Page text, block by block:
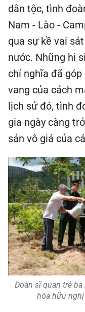
dân tộc, tình
Nam - Lào -
qua sự kề vai
nước. Những hi
chí nghĩa đã
vang của cách
lịch sử đó, tình
gia ngày càng
sản vô giá của
Đoàn sĩ quan trẻ
hóa hữu nghị